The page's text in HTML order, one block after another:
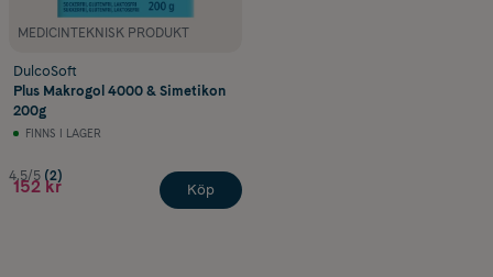
MEDICINTEKNISK PRODUKT
DulcoSoft
Plus Makrogol 4000 & Simetikon
200g
FINNS I LAGER
4.5/5 (2)
152 kr Köp